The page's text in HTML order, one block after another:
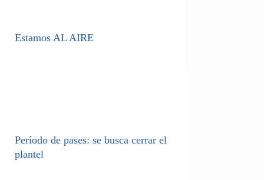
Estamos AL AIRE
Período de pases: se busca cerrar el
plantel